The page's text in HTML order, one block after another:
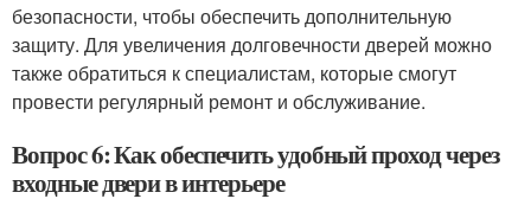
безопасности, чтобы обеспечить дополнительную
защиту. Для увеличения долговечности дверей можно
также обратиться к специалистам, которые смогут
провести регулярный ремонт и обслуживание.
Вопрос 6: Как обеспечить удобный проход через
входные двери в интерьере